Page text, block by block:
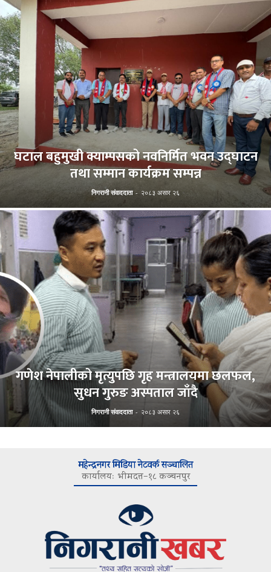
घटाल बहुमुखी क्याम्पसको नवनिर्मित भवन उद्घाटन
तथा सम्मान कार्यक्रम सम्पन्न
निगरानी संवाददाता - २०८३ असार २६
गणेश नेपालीको मृत्युपछि गृह मन्त्रालयमा छलफल,
सुधन गुरुङ अस्पताल जाँदै
निगरानी संवाददाता - २०८३ असार २६
महेन्द्रनगर मिडिया नेटवर्क सञ्चालित
कार्यालयः भीमदत्त–१८ कञ्चनपुर